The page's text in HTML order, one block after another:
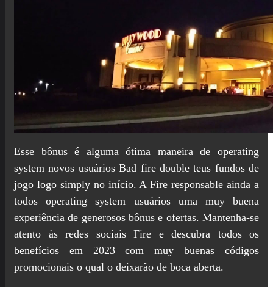
Esse bônus é alguma ótima maneira de operating
system novos usuários Bad fire double teus fundos de
jogo logo simply no início. A Fire responsable ainda a
todos operating system usuários uma muy buena
experiência de generosos bônus e ofertas. Mantenha-se
atento às redes sociais Fire e descubra todos os
benefícios em 2023 com muy buenas códigos
promocionais o qual o deixarão de boca aberta.